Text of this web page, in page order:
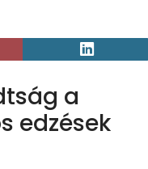
a
edzések